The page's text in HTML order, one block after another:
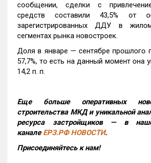
сообщении, сделки с
средств составили 43,5% от
зарегистрированных ДДУ в
сегментах рынка новостроек.
Доля в январе — сентябре прошлого
57,7%, то есть на данный момент она
14,2 п. п.
Еще больше оперативных
строительства МКД и уникальной
ресурса застройщиков — в
канале ЕРЗ.РФ НОВОСТИ.
Присоединяйтесь к нам!